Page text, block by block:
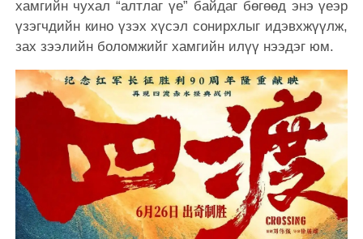
хамгийн чухал “алтлаг үе” байдаг бөгөөд энэ үеэр
үзэгчдийн кино үзэх хүсэл сонирхлыг идэвхжүүлж,
зах зээлийн боломжийг хамгийн илүү нээдэг юм.